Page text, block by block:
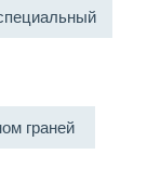
граней